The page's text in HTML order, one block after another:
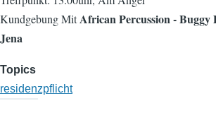
Kundgebung MitAfrican Percussion - Buggy
Jena
Topics
residenzpflicht